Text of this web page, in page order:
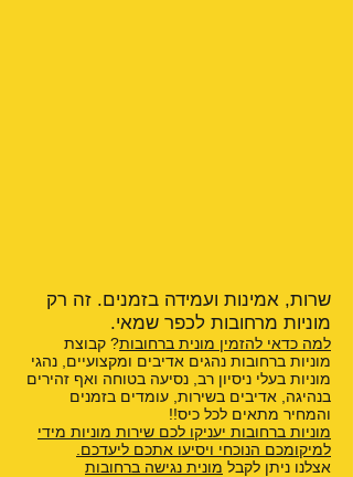
שרות, אמינות ועמידה בזמנים. זה רק
מוניות מרחובות לכפר שמאי.
למה כדאי להזמין מונית ברחובות? קבוצת
מוניות ברחובות נהגים אדיבים ומקצועיים, נהגי
מוניות בעלי ניסיון רב, נסיעה בטוחה ואף זהירים
בנהיגה, אדיבים בשירות, עומדים בזמנים
והמחיר מתאים לכל כיס!!
מוניות ברחובות יעניקו לכם שירות מוניות מידי
למיקומכם הנוכחי ויסיעו אתכם ליעדכם.
אצלנו ניתן לקבל מונית נגישה ברחובות